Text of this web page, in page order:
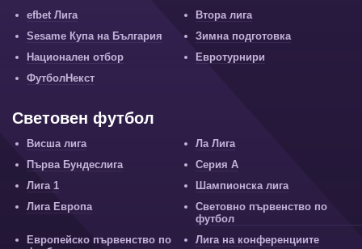
efbet Лига
Втора лига
Sesame Купа на България
Зимна подготовка
Национален отбор
Евротурнири
ФутболНекст
Световен футбол
Висша лига
Ла Лига
Първа Бундеслига
Серия А
Лига 1
Шампионска лига
Лига Европа
Световно първенство по
футбол
Европейско първенство по
Лига на конференциите